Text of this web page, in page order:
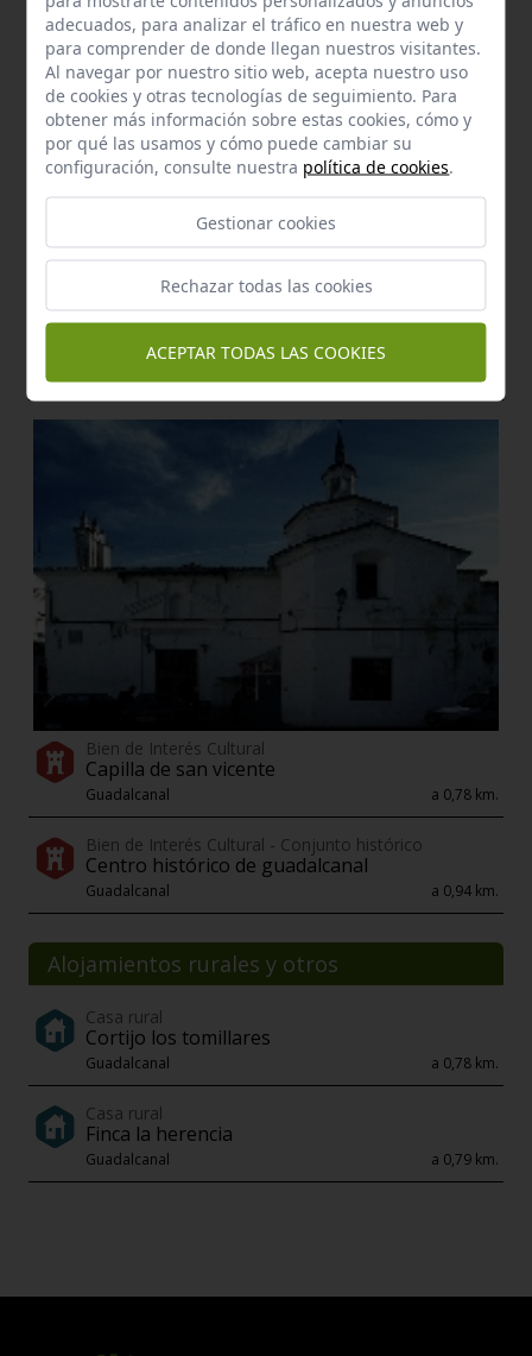
Manantial
Fuente de la plaza
Guadalcanal a 0,75 km.
Bien de Interés Cultural
Capilla de san vicente
Guadalcanal a 0,78 km.
Bien de Interés Cultural - Conjunto histórico
Centro histórico de guadalcanal
Guadalcanal a 0,94 km.
Alojamientos rurales y otros
Casa rural
Cortijo los tomillares
Guadalcanal a 0,78 km.
Casa rural
Finca la herencia
Guadalcanal a 0,79 km.
adecuados, para analizar el tráfico en nuestra web y
para comprender de donde llegan nuestros visitantes.
Al navegar por nuestro sitio web, acepta nuestro uso
de cookies y otras tecnologías de seguimiento. Para
obtener más información sobre estas cookies, cómo y
por qué las usamos y cómo puede cambiar su
configuración, consulte nuestra política de cookies.
Gestionar cookies
Rechazar todas las cookies
ACEPTAR TODAS LAS COOKIES